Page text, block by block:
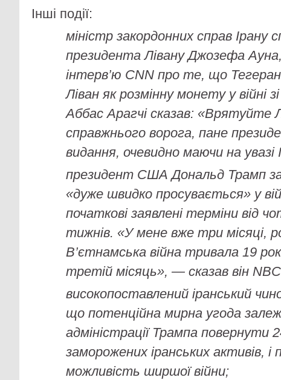
Інші події:
міністр закордонних справ Ірану
президента Лівану Джозефа Ауна,
інтерв’ю CNN про те, що
Ліван як розмінну монету у війні
Аббас Арагчі сказав: «Врятуйте
справжнього ворога, пане
видання, очевидно маючи на увазі
президент США Дональд Трамп
«дуже швидко просувається» у
початкові заявлені терміни від
тижнів. «У мене вже три місяці,
В’єтнамська війна тривала 19
третій місяць», — сказав він
високопоставлений іранський
що потенційна мирна угода
адміністрації Трампа повернути
заморожених іранських активів, і
можливість ширшої війни;